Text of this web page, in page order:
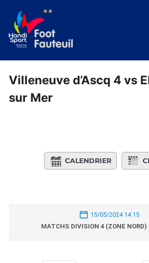
contenu
Villeneuve d’Ascq 4 vs
sur Mer
CALENDRIER
15/05/2024 14:15
MATCHS DIVISION 4 (ZONE NORD)